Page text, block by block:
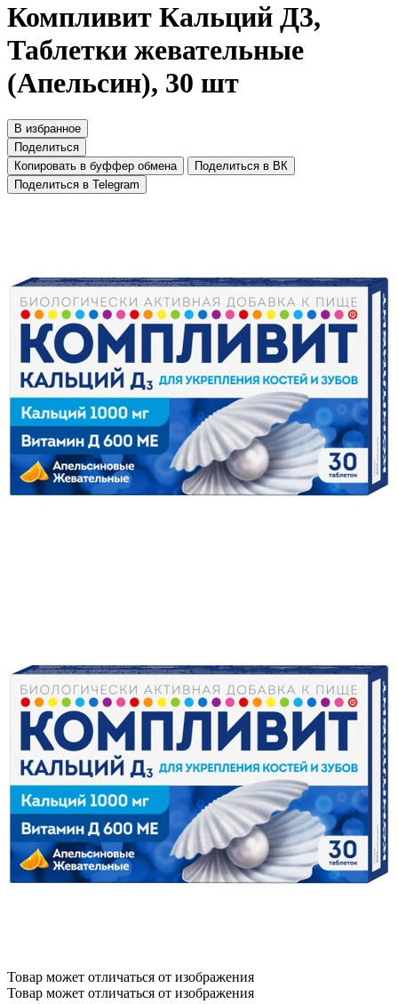
Компливит Кальций Д3,
Таблетки жевательные
(Апельсин), 30 шт
В избранное
Поделиться
Копировать в буффер обмена
Поделиться в ВК
Поделиться в Telegram
Товар может отличаться от изображения
Товар может отличаться от изображения